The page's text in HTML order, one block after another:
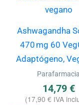
Ashwagandha
470 mg 60
Adaptógeno,
Parafarmacia
14,79 €
(17,90 € IVA